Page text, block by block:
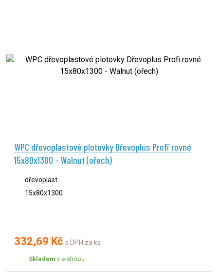
WPC dřevoplastové plotovky Dřevoplus Profi rovné
15x80x1300 - Walnut (ořech)
dřevoplast
15x80x1300
332,69 Kč s DPH za ks
Skladem v e-shopu